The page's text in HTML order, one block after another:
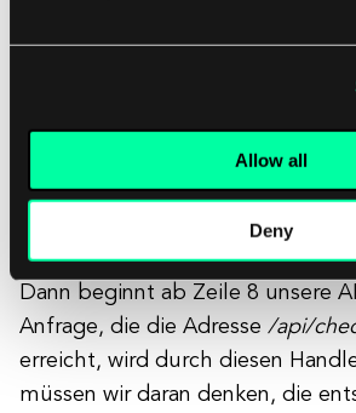
Allow all
Deny
Lassen Sie uns den gesamten
unseren secret_key bereitstellen
Dann beginnt ab Zeile 8 unsere
Anfrage, die die Adresse /api/
erreicht, wird durch diesen
müssen wir daran denken, die